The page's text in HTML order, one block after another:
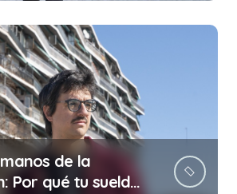
de la
Por qué tu sueldo